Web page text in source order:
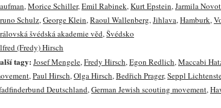
,Morice Schiller,Emil Rabinek,Kurt Epstein,Jarmila
Schulz,George Klein,Raoul Wallenberg,Jihlava,Hamburk,
švédská akademie věd,Švédsko
(Fredy) Hirsch
tagy: Josef Mengele,Fredy Hirsch,Egon Redlich,Maccabi
,Paul Hirsch,Olga Hirsch,Bedřich Prager,Seppl
Deutschland,German Jewish scouting movement,